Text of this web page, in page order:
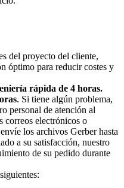
del proyecto del cliente,
óptimo para reducir costes y
rápida de 4 horas.
. Si tiene algún problema,
personal de atención al
correos electrónicos o
los archivos Gerber hasta
a su satisfacción, nuestro
de su pedido durante